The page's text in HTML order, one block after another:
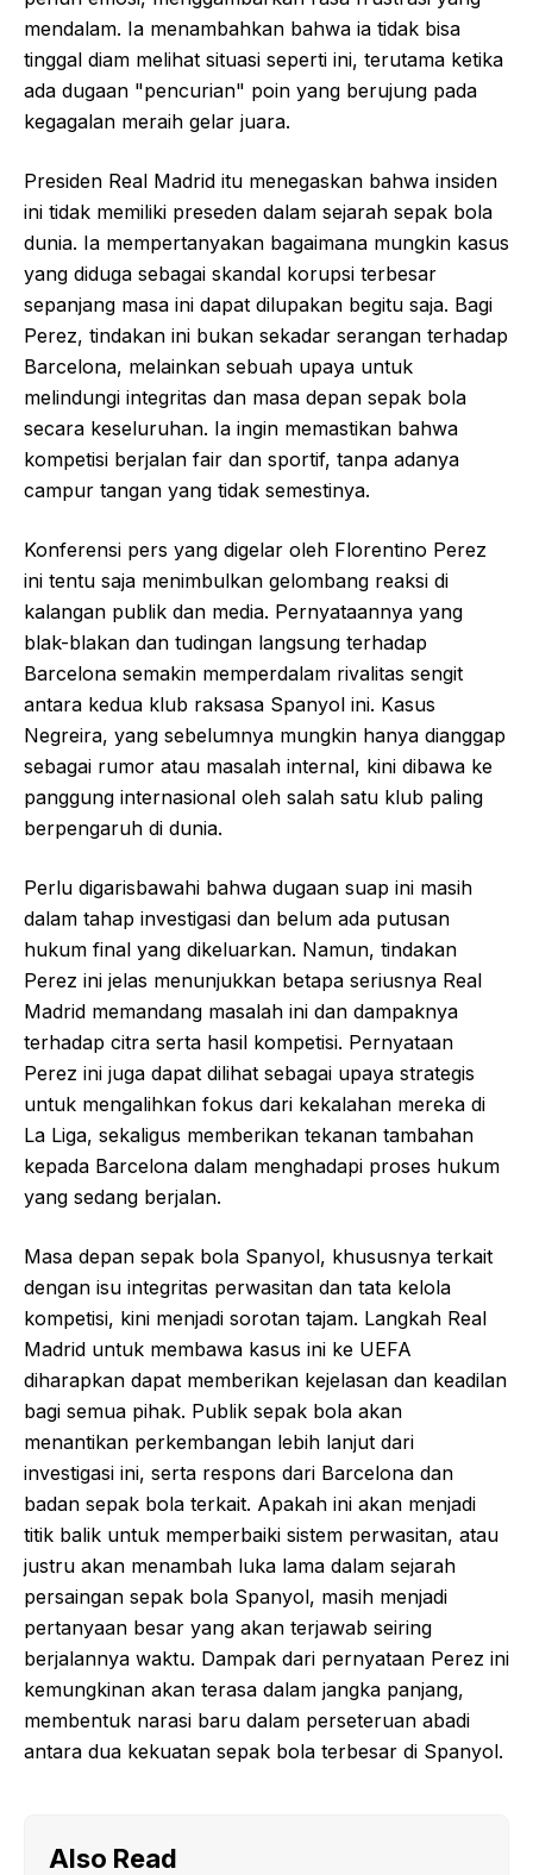
mendalam. Ia menambahkan bahwa ia tidak bisa
tinggal diam melihat situasi seperti ini, terutama ketika
ada dugaan "pencurian" poin yang berujung pada
kegagalan meraih gelar juara.
Presiden Real Madrid itu menegaskan bahwa insiden
ini tidak memiliki preseden dalam sejarah sepak bola
dunia. Ia mempertanyakan bagaimana mungkin kasus
yang diduga sebagai skandal korupsi terbesar
sepanjang masa ini dapat dilupakan begitu saja. Bagi
Perez, tindakan ini bukan sekadar serangan terhadap
Barcelona, melainkan sebuah upaya untuk
melindungi integritas dan masa depan sepak bola
secara keseluruhan. Ia ingin memastikan bahwa
kompetisi berjalan fair dan sportif, tanpa adanya
campur tangan yang tidak semestinya.
Konferensi pers yang digelar oleh Florentino Perez
ini tentu saja menimbulkan gelombang reaksi di
kalangan publik dan media. Pernyataannya yang
blak-blakan dan tudingan langsung terhadap
Barcelona semakin memperdalam rivalitas sengit
antara kedua klub raksasa Spanyol ini. Kasus
Negreira, yang sebelumnya mungkin hanya dianggap
sebagai rumor atau masalah internal, kini dibawa ke
panggung internasional oleh salah satu klub paling
berpengaruh di dunia.
Perlu digarisbawahi bahwa dugaan suap ini masih
dalam tahap investigasi dan belum ada putusan
hukum final yang dikeluarkan. Namun, tindakan
Perez ini jelas menunjukkan betapa seriusnya Real
Madrid memandang masalah ini dan dampaknya
terhadap citra serta hasil kompetisi. Pernyataan
Perez ini juga dapat dilihat sebagai upaya strategis
untuk mengalihkan fokus dari kekalahan mereka di
La Liga, sekaligus memberikan tekanan tambahan
kepada Barcelona dalam menghadapi proses hukum
yang sedang berjalan.
Masa depan sepak bola Spanyol, khususnya terkait
dengan isu integritas perwasitan dan tata kelola
kompetisi, kini menjadi sorotan tajam. Langkah Real
Madrid untuk membawa kasus ini ke UEFA
diharapkan dapat memberikan kejelasan dan keadilan
bagi semua pihak. Publik sepak bola akan
menantikan perkembangan lebih lanjut dari
investigasi ini, serta respons dari Barcelona dan
badan sepak bola terkait. Apakah ini akan menjadi
titik balik untuk memperbaiki sistem perwasitan, atau
justru akan menambah luka lama dalam sejarah
persaingan sepak bola Spanyol, masih menjadi
pertanyaan besar yang akan terjawab seiring
berjalannya waktu. Dampak dari pernyataan Perez ini
kemungkinan akan terasa dalam jangka panjang,
membentuk narasi baru dalam perseteruan abadi
antara dua kekuatan sepak bola terbesar di Spanyol.
Also Read